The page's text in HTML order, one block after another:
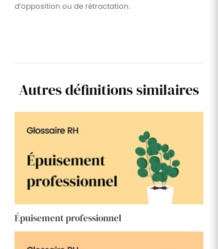
d’opposition ou de rétractation.
Autres définitions similaires
Épuisement professionnel